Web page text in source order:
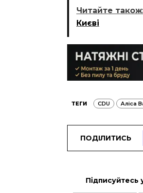
Читайте
Києві
ТЕГИ CDU Аліса
ПОДІЛИТИСЬ